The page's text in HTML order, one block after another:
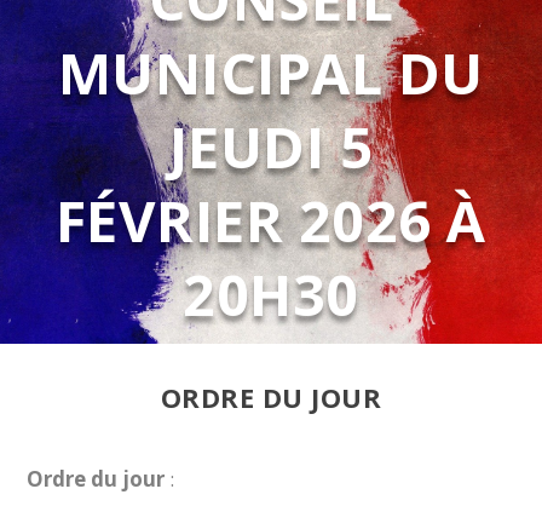
MUNICIPAL DU
JEUDI 5
FÉVRIER 2026 À
20H30
ORDRE DU JOUR
Ordre du jour :